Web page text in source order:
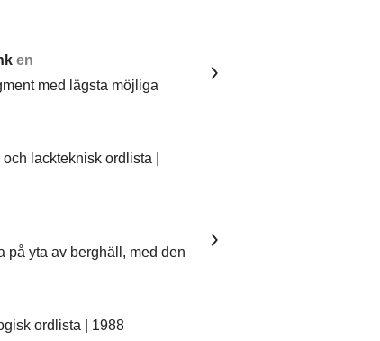
en
med lägsta möjliga
lackteknisk ordlista |
på yta av berghäll, med den
ordlista | 1988